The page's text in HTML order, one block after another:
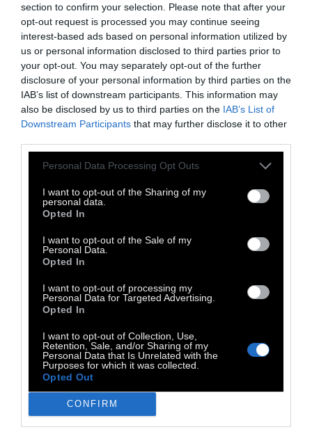
section to confirm your selection. Please note that after your
opt-out request is processed you may continue seeing
interest-based ads based on personal information utilized by
us or personal information disclosed to third parties prior to
your opt-out. You may separately opt-out of the further
disclosure of your personal information by third parties on the
IAB’s list of downstream participants. This information may
also be disclosed by us to third parties on the IAB’s List of
Downstream Participants that may further disclose it to other
Personal Data Processing Opt Outs
I want to opt-out of the Sharing of my
personal data.
Opted In
I want to opt-out of the Sale of my
Personal Data.
Opted In
I want to opt-out of processing my
Personal Data for Targeted Advertising.
Opted In
I want to opt-out of Collection, Use,
Retention, Sale, and/or Sharing of my
Personal Data that Is Unrelated with the
Purposes for which it was collected.
Opted Out
CONFIRM
κοινωνικές και οικογενειακές σχέσεις τις
οποίες ο εθισμός πραγματικά διαταράσσει.
«Πολύ συχνά αναγνωρίζουν τη βλάβη που
προκαλούνόχι μόνο στον εαυτό τους, αλλά
και στους αγαπημένους τους. Πολλές φορές
από εκεί πηγάζει το κίνητρο για αλλαγή: Από
μια ανανεωμένη αίσθηση σύνδεσης και
ευθύνης, καθώς και από το θετικό
συναίσθημα του να είσαι ένας μικρός εαυτός
ενώπιον κάποιου ευρύτερου πράγματος».
Η έννοια του δέους, όπως
συνειδητοποίησα, θα μπορούσε να με
βοηθήσει να συνδέσω αρκετές από τις
διάρκεια του ταξιδιού μου στο τοπίο της
ψυχεδελικής θεραπείας. Κατά πόσον το δέος
συνιστά την αιτία ή το αποτέλεσμα των
ψυχικών αλλαγών που προκαλούν τα
ψυχεδελικά δεν είναι απολύτως σαφές.
Ωστόσο, σε κάθε περίπτωση, το δέος
εμφανίζεται σε μεγάλο μέρος